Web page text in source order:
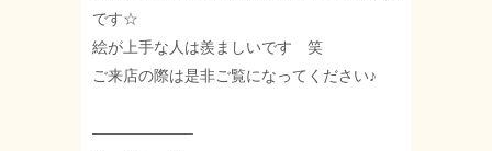
です☆
絵が上手な人は羨ましいです 笑
ご来店の際は是非ご覧になってください♪
——————–